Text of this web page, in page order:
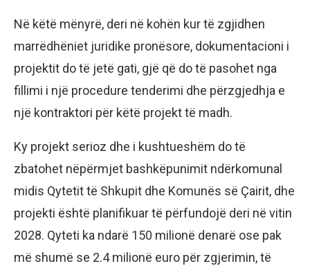
Në këtë mënyrë, deri në kohën kur të zgjidhen
marrëdhëniet juridike pronësore, dokumentacioni i
projektit do të jetë gati, gjë që do të pasohet nga
fillimi i një procedure tenderimi dhe përzgjedhja e
një kontraktori për këtë projekt të madh.
Ky projekt serioz dhe i kushtueshëm do të
zbatohet nëpërmjet bashkëpunimit ndërkomunal
midis Qytetit të Shkupit dhe Komunës së Çairit, dhe
projekti është planifikuar të përfundojë deri në vitin
2028. Qyteti ka ndarë 150 milionë denarë ose pak
më shumë se 2.4 milionë euro për zgjerimin, të